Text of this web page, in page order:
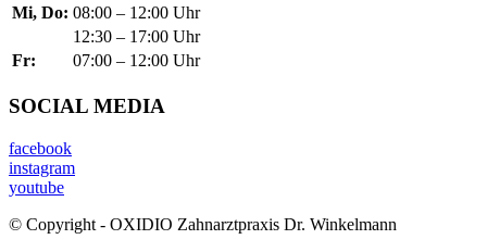
Mi, Do: 08:00 – 12:00 Uhr
12:30 – 17:00 Uhr
Fr:
07:00 – 12:00 Uhr
SOCIAL MEDIA
facebook
instagram
youtube
© Copyright - OXIDIO Zahnarztpraxis Dr. Winkelmann